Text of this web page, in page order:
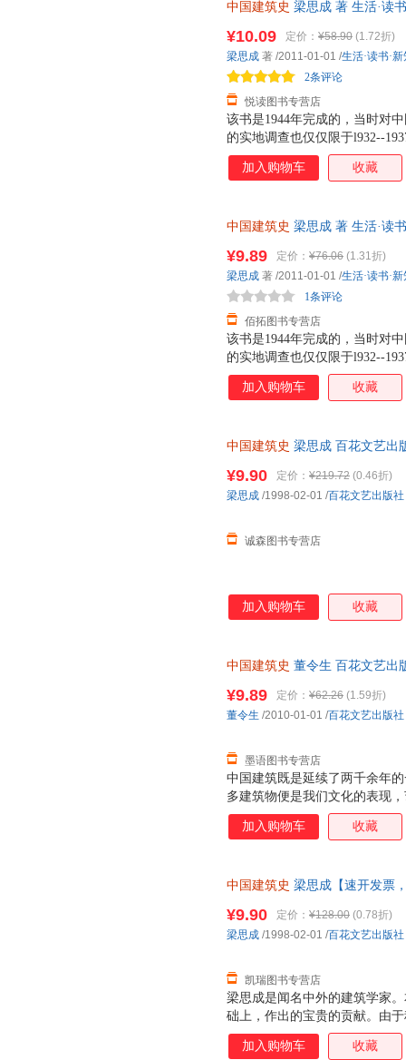
中国建筑史 梁思成 著 生活·读
该书是1944年完成的，当时对
的实地调查也仅仅限于l932--
要弄清中国建筑两千年来发展
先从主流建筑人手，这就是为
军兴以还，各地城市摧毁已甚
筑师。今后数十年，国家建设
创办了建筑系，建筑史的研究
遗著，因此补充的图
¥10.09 定价： ¥58.90 (1.72折)
悦读图书专营店
2条评论
梁思成 著 /2011-01-01 /生活·读书·
加入购物车 收藏
中国建筑史 梁思成 著 生活·读
该书是1944年完成的，当时对
的实地调查也仅仅限于l932--
要弄清中国建筑两千年来发展
先从主流建筑人手，这就是为
军兴以还，各地城市摧毁已甚
筑师。今后数十年，国家建设
创办了建筑系，建筑史的研究
¥9.89 定价： ¥76.06 (1.31折)
佰拓图书专营店
1条评论
梁思成 著 /2011-01-01 /生活·读书·
加入购物车 收藏
中国建筑史 梁思成 百花文艺出
¥9.90 定价： ¥219.72 (0.46折)
诚森图书专营店
梁思成 /1998-02-01 /百花文艺出版社
加入购物车 收藏
中国建筑史 董令生 百花文艺出
中国建筑既是延续了两千余年
多建筑物便是我们文化的表现
¥9.89 定价： ¥62.26 (1.59折)
墨语图书专营店
董令生 /2010-01-01 /百花文艺出版社
加入购物车 收藏
中国建筑史 梁思成【速开发票
梁思成是闻名中外的建筑学家
础上，作出的宝贵的贡献。由
雕塑史》多年来一直沉睡于纸
学技术的建筑师增加了本国的
¥9.90 定价： ¥128.00 (0.78折)
凯瑞图书专营店
梁思成 /1998-02-01 /百花文艺出版社
加入购物车 收藏